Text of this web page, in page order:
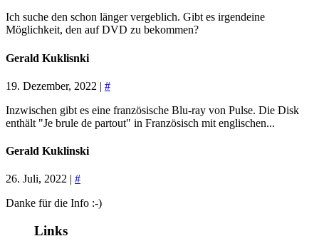
Ich suche den schon länger vergeblich. Gibt es irgendeine
Möglichkeit, den auf DVD zu bekommen?
Gerald Kuklisnki
19. Dezember, 2022 | #
Inzwischen gibt es eine französische Blu-ray von Pulse. Die Disk
enthält "Je brule de partout" in Französisch mit englischen...
Gerald Kuklinski
26. Juli, 2022 | #
Danke für die Info :-)
Links